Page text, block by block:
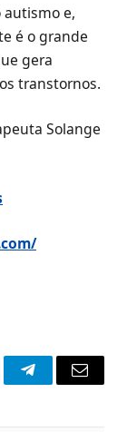
autismo e,
é o grande
gera
transtornos.
Solange
TelegramEmail